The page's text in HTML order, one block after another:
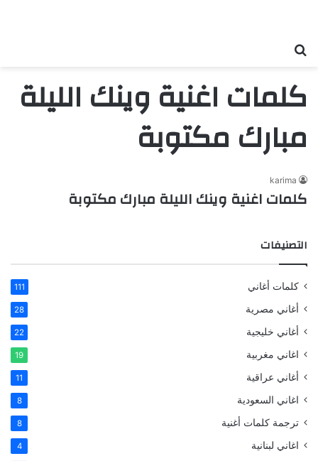
كلمات اغنية وينك الليلة
مبارك مكتوبة
karima
كلمات اغنية وينك الليلة مبارك مكتوبة
التصنيفات
كلمات أغاني 111
أغاني مصرية 28
أغاني خليجية 22
اغاني مغربية 19
أغاني عراقية 11
اغاني السعودية 8
ترجمة كلمات أغنية 8
اغاني لبنانية 4